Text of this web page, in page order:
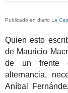
Publicado en diario La
Quien esto
de Mauricio
de un frente
alternancia,
Aníbal